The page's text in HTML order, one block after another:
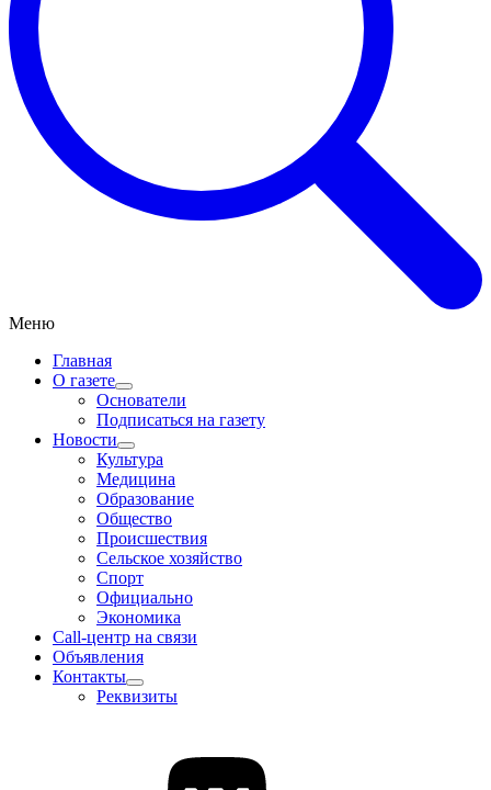
Меню
Главная
О газете
Основатели
Подписаться на газету
Новости
Культура
Медицина
Образование
Общество
Происшествия
Сельское хозяйство
Спорт
Официально
Экономика
Call-центр на связи
Объявления
Контакты
Реквизиты